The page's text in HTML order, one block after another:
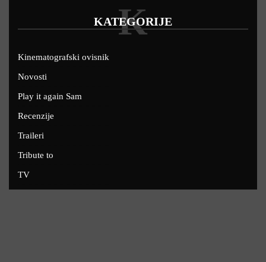
KATEGORIJE
K
Kinematografski ovisnik
Novosti
Play it again Sam
Recenzije
Traileri
Tribute to
TV